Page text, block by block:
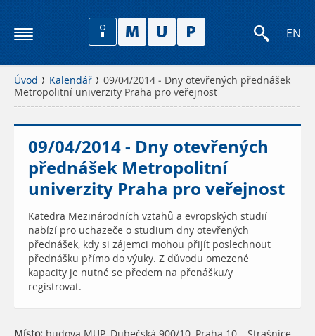
EN
Úvod Kalendář
09/04/2014 - Dny otevřených přednášek
Metropolitní univerzity Praha pro veřejnost
09/04/2014 - Dny otevřených
přednášek Metropolitní
univerzity Praha pro veřejnost
Katedra Mezinárodních vztahů a evropských studií
nabízí pro uchazeče o studium dny otevřených
přednášek, kdy si zájemci mohou přijít poslechnout
přednášku přímo do výuky. Z důvodu omezené
kapacity je nutné se předem na přenášku/y
registrovat.